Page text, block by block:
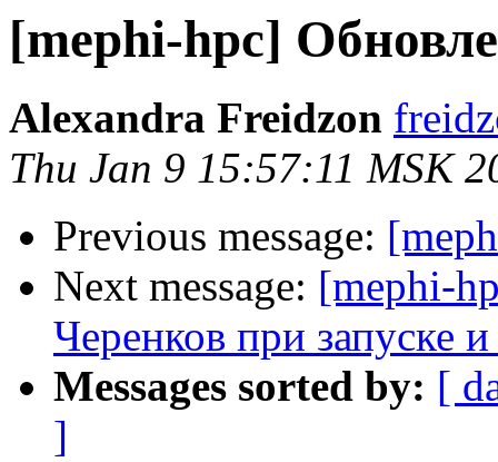
[mephi-hpc]
Alexandra Freidzon
Thu Jan 9 15:57:11 MSK
Previous message:
Next message: [mephi-
Черенков при запуске
Messages sorted by: [
]